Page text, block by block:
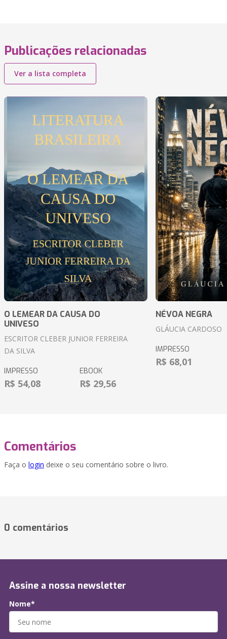
Publicações relacionadas
Ver a lista completa
O LEMEAR DA CAUSA DO
UNIVESO
ESCRITOR CLEBER JUNIOR FERREIRA
DA SILVA
IMPRESSO
R$ 54,08
EBOOK
R$ 29,56
NÉVOA NEGRA
GLÁUCIA CARDOSO
IMPRESSO
R$ 68,01
Comentários
Faça o login deixe o seu comentário sobre o livro.
0 comentários
Assine a nossa newsletter
Nome*